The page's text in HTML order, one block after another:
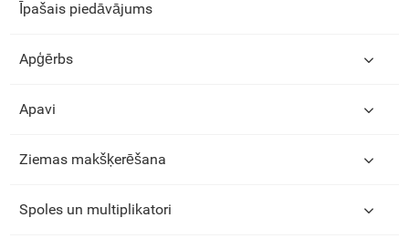
Īpašais piedāvājums
Apģērbs
Apavi
Ziemas makšķerēšana
Spoles un multiplikatori